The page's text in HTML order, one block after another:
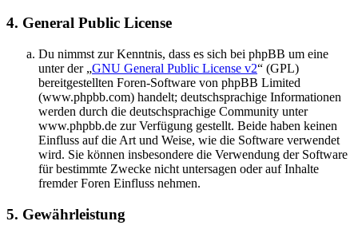
4. General Public License
Du nimmst zur Kenntnis, dass es sich bei phpBB um eine
unter der „GNU General Public License v2“ (GPL)
bereitgestellten Foren-Software von phpBB Limited
(www.phpbb.com) handelt; deutschsprachige Informationen
werden durch die deutschsprachige Community unter
www.phpbb.de zur Verfügung gestellt. Beide haben keinen
Einfluss auf die Art und Weise, wie die Software verwendet
wird. Sie können insbesondere die Verwendung der Software
für bestimmte Zwecke nicht untersagen oder auf Inhalte
fremder Foren Einfluss nehmen.
5. Gewährleistung